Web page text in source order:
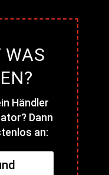
WAS
Händler
Dann
an: